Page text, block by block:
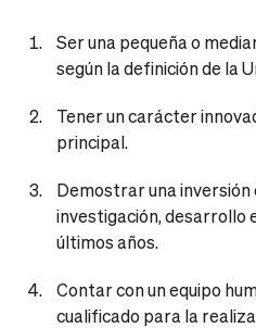
Ser una pequeña o
según la definición de la
Tener un carácter
principal.
Demostrar una inversión
investigación, desarrollo
últimos años.
Contar con un equipo
cualificado para la